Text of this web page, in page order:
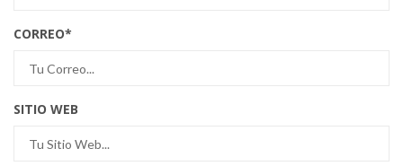
CORREO*
SITIO WEB